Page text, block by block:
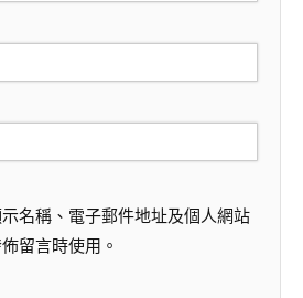
名稱、電子郵件地址及個人網站
留言時使用。